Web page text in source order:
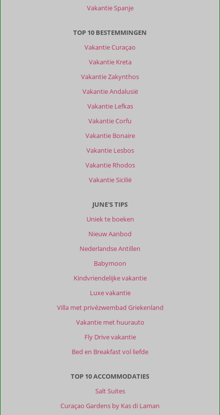
Vakantie Spanje
TOP 10 BESTEMMINGEN
Vakantie Curaçao
Vakantie Kreta
Vakantie Zakynthos
Vakantie Andalusië
Vakantie Lefkas
Vakantie Corfu
Vakantie Bonaire
Vakantie Lesbos
Vakantie Rhodos
Vakantie Sicilië
JUNE'S TIPS
Uniek te boeken
Nieuw Aanbod
Nederlandse Antillen
Babymoon
Kindvriendelijke vakantie
Luxe vakantie
Villa met privézwembad Griekenland
Vakantie met huurauto
Fly Drive vakantie
Bed en Breakfast vol liefde
TOP 10 ACCOMMODATIES
Salt Suites
Curaçao Gardens by Kas di Laman